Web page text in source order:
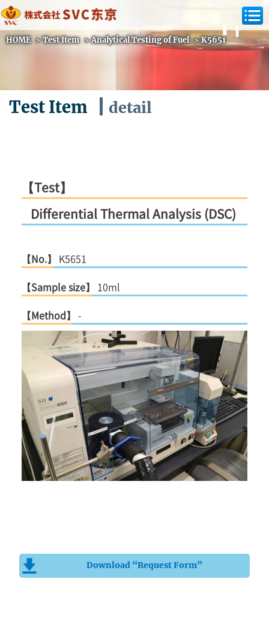
HOME >Test Item >Analytical Testing of Fuel >K5651
Test Item detail
【Test】
Differential Thermal Analysis (DSC)
【No.】 K5651
【Sample size】 10ml
【Method】 -
Download “Request Form”